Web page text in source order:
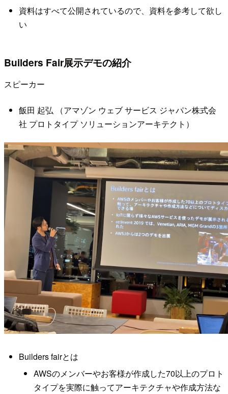
資料はすべて公開されているので、資料を参考して欲し
い
Builders Fair展示デモの紹介
スピーカー
飯田 起弘 （アマゾン ウェブ サービス ジャパン株式会
社 プロトタイプ ソリューションアーキテクト）
Builders fairとは
AWSのメンバーやお客様が作成した70以上のプロト
タイプを実際に触ってアーキテクチャや作成方法な